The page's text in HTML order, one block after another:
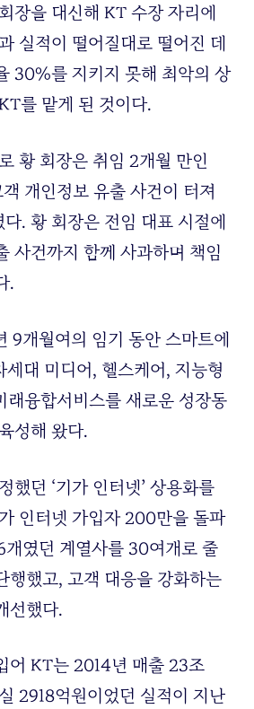
장을 대신해 KT 수장 자리에
실적이 떨어질대로 떨어진 데
30%를 지키지 못해 최악의 상
를 맡게 된 것이다.
황 회장은 취임 2개월 만인
개인정보 유출 사건이 터져
. 황 회장은 전임 대표 시절에
사건까지 함께 사과하며 책임
.
9개월여의 임기 동안 스마트에
세대 미디어, 헬스케어, 지능형
래융합서비스를 새로운 성장동
성해 왔다.
했던 ‘기가 인터넷’ 상용화를
인터넷 가입자 200만을 돌파
였던 계열사를 30여개로 줄
행했고, 고객 대응을 강화하는
선했다.
어 KT는 2014년 매출 23조
2918억원이었던 실적이 지난